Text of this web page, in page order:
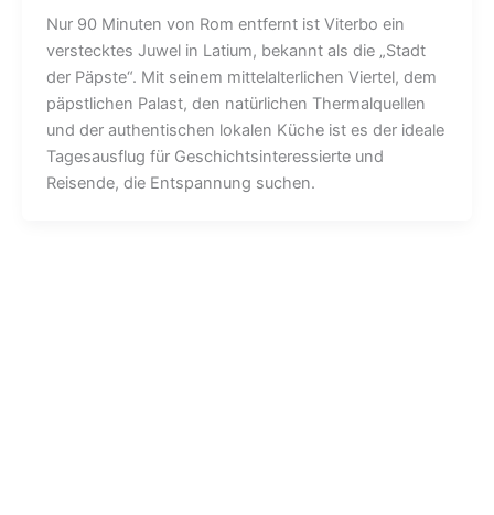
Nur 90 Minuten von Rom entfernt ist Viterbo ein
verstecktes Juwel in Latium, bekannt als die „Stadt
der Päpste“. Mit seinem mittelalterlichen Viertel, dem
päpstlichen Palast, den natürlichen Thermalquellen
und der authentischen lokalen Küche ist es der ideale
Tagesausflug für Geschichtsinteressierte und
Reisende, die Entspannung suchen.